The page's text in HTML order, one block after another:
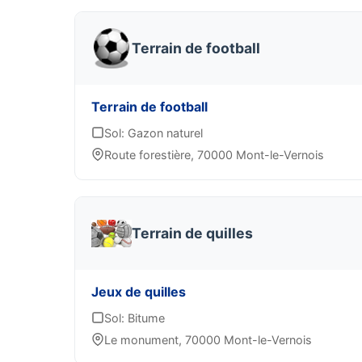
Terrain de football
Terrain de football
Sol: Gazon naturel
Route forestière, 70000 Mont-le-Vernois
Terrain de quilles
Jeux de quilles
Sol: Bitume
Le monument, 70000 Mont-le-Vernois